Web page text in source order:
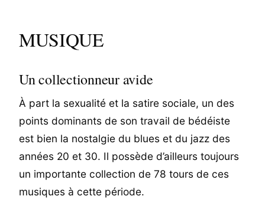
MUSIQUE
Un collectionneur avide
À part la sexualité et la satire sociale, un des
points dominants de son travail de bédéiste
est bien la nostalgie du blues et du jazz des
années 20 et 30. Il possède d’ailleurs toujours
un importante collection de 78 tours de ces
musiques à cette période.